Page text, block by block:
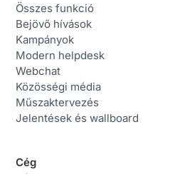
Összes funkció
Bejövő hívások
Kampányok
Modern helpdesk
Webchat
Közösségi média
Műszaktervezés
Jelentések és wallboard
Cég